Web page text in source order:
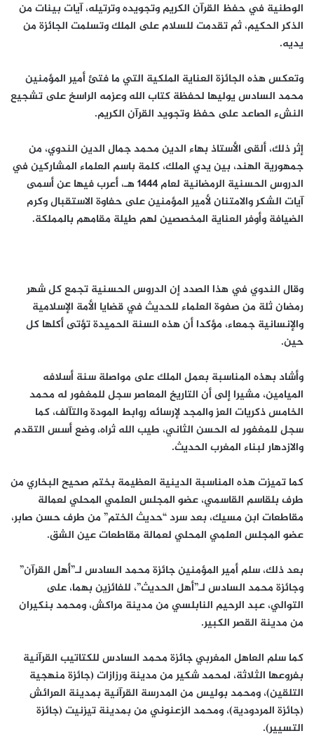
الوطنية في حفظ القرآن الكريم وتجويده وترتيله، آيات بينات من
الذكر الحكيم، ثم تقدمت للسلام على الملك وتسلمت الجائزة من
يديه.
وتعكس هذه الجائزة العناية الملكية التي ما فتئ أمير المؤمنين
محمد السادس يوليها لحفظة كتاب الله وعزمه الراسخ على تشجيع
النشء الصاعد على حفظ وتجويد القرآن الكريم.
إثر ذلك، ألقى الأستاذ بهاء الدين محمد جمال الدين الندوي، من
جمهورية الهند، بين يدي الملك، كلمة باسم العلماء المشاركين في
الدروس الحسنية الرمضانية لعام 1444 هـ، أعرب فيها عن أسمى
آيات الشكر والامتنان لأمير المؤمنين على حفاوة الاستقبال وكرم
الضيافة وأوفر العناية المخصصين لهم طيلة مقامهم بالمملكة.
وقال الندوي في هذا الصدد إن الدروس الحسنية تجمع كل شهر
رمضان ثلة من صفوة العلماء للحديث في قضايا الأمة الإسلامية
والإنسانية جمعاء، مؤكدا أن هذه السنة الحميدة تؤتى أكلها كل
حين.
وأشاد بهذه المناسبة بعمل الملك على مواصلة سنة أسلافه
الميامين، مشيرا إلى أن التاريخ المعاصر سجل للمغفور له محمد
الخامس ذكريات العز والمجد لإرسائه روابط المودة والتآلف، كما
سجل للمغفور له الحسن الثاني، طيب الله ثراه، وضع أسس التقدم
والازدهار لبناء المغرب الحديث.
كما تميزت هذه المناسبة الدينية العظيمة بختم صحيح البخاري من
طرف بلقاسم القاسمي، عضو المجلس العلمي المحلي لعمالة
مقاطعات ابن مسيك، بعد سرد “حديث الختم” من طرف حسن صابر،
عضو المجلس العلمي المحلي لعمالة مقاطعات عين الشق.
بعد ذلك، سلم أمير المؤمنين جائزة محمد السادس لـ”أهل القرآن”
وجائزة محمد السادس لـ”أهل الحديث”، للفائزين بهما، على
التوالي، عبد الرحيم النابلسي من مدينة مراكش، ومحمد بنكيران
من مدينة القصر الكبير.
كما سلم العاهل المغربي جائزة محمد السادس للكتاتيب القرآنية
بفروعها الثلاثة، لمحمد شكير من مدينة ورزازات (جائزة منهجية
التلقين)، ومحمد بوليس من المدرسة القرآنية بمدينة العرائش
(جائزة المردودية)، ومحمد الزعنوني من بمدينة تيزنيت (جائزة
التسيير).